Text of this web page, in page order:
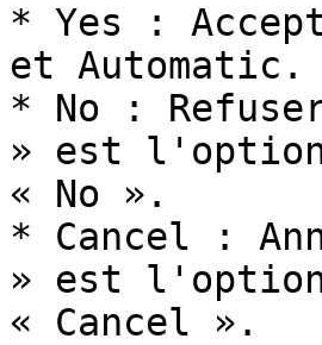
* Yes :
et Automatic.
* No :
» est
« No ».
* Cancel :
» est
« Cancel ».